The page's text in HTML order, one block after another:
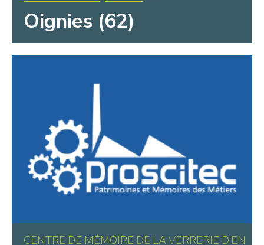
Oignies (62)
CENTRE DE MÉMOIRE DE LA VERRERIE D’EN